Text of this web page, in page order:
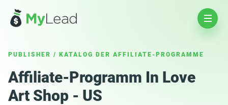
PUBLISHER / KATALOG DER AFFILIATE-PROGRAMME
Affiliate-Programm In Love
Art Shop - US